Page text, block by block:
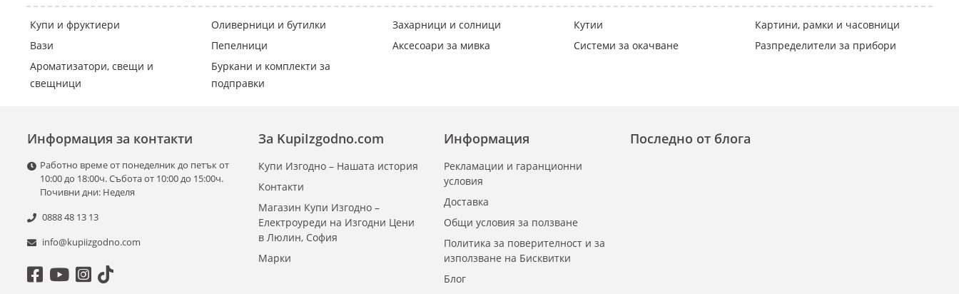
Купи и фруктиери Оливерници и бутилки Захарници и солници Кутии
Картини, рамки и часовници
Вази
Пепелници Аксесоари за мивка Системи за окачване
Разпределители за прибори
Ароматизатори, свещи и
свещници
Буркани и комплекти за
подправки
Информация за контакти
Работно време от понеделник до петък от
10:00 до 18:00ч. Събота от 10:00 до 15:00ч.
Почивни дни: Неделя
0888 48 13 13
info@kupiizgodno.com
Информация
Рекламации и гаранционни
условия
Доставка
Общи условия за ползване
Политика за поверителност и за
използване на Бисквитки
Блог
За KupiIzgodno.com
Купи Изгодно – Нашата история
Контакти
Магазин Купи Изгодно –
Електроуреди на Изгодни Цени
в Люлин, София
Марки
Последно от блога